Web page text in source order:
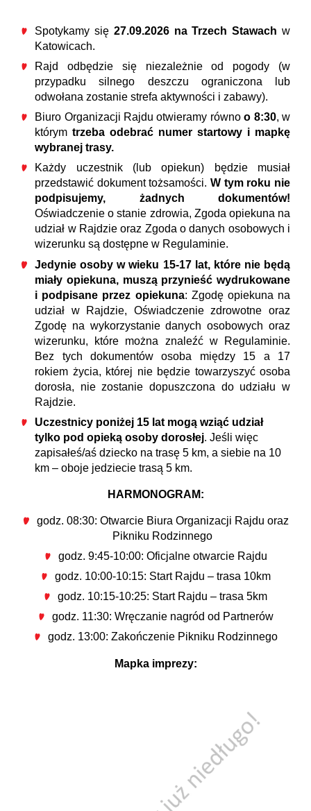
Spotykamy się 27.09.2026 na Trzech Stawach w
Katowicach.
Rajd odbędzie się niezależnie od pogody (w
przypadku silnego deszczu ograniczona lub
odwołana zostanie strefa aktywności i zabawy).
Biuro Organizacji Rajdu otwieramy równoo 8:30, w
którymtrzeba odebrać numer startowy i mapkę
wybranej trasy.
Każdy uczestnik (lub opiekun) będzie musiał
przedstawić dokument tożsamości.W tym roku nie
podpisujemy, żadnych dokumentów!
Oświadczenie o stanie zdrowia, Zgoda opiekuna na
udział w Rajdzie oraz Zgoda o danych osobowych i
wizerunku są dostępne w Regulaminie.
Jedynie osoby w wieku 15-17 lat, które nie będą
miały opiekuna, muszą przynieść wydrukowane
i podpisane przez opiekuna: Zgodę opiekuna na
udział w Rajdzie, Oświadczenie zdrowotne oraz
Zgodę na wykorzystanie danych osobowych oraz
wizerunku, które można znaleźć w Regulaminie.
Bez tych dokumentów osoba między 15 a 17
rokiem życia, której nie będzie towarzyszyć osoba
dorosła, nie zostanie dopuszczona do udziału w
Rajdzie.
Uczestnicy poniżej 15 lat mogą wziąć udział
tylko pod opieką osoby dorosłej. Jeśli więc
zapisałeś/aś dziecko na trasę 5 km, a siebie na 10
km – oboje jedziecie trasą 5 km.
HARMONOGRAM:
godz. 08:30: Otwarcie Biura Organizacji Rajdu oraz
Pikniku Rodzinnego
godz. 9:45-10:00: Oficjalne otwarcie Rajdu
godz. 10:00-10:15: Start Rajdu – trasa 10km
godz. 10:15-10:25: Start Rajdu – trasa 5km
godz. 11:30: Wręczanie nagród od Partnerów
godz. 13:00: Zakończenie Pikniku Rodzinnego
Mapka imprezy: